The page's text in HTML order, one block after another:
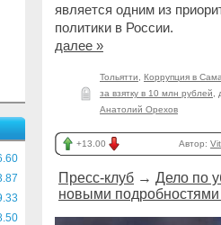
является одним из
политики в России.
далее »
Тольятти
Коррупция в
за взятку в 10 млн рублей
Анатолий Орехов
+13.00 Автор:
Пресс-клуб → Дело по
новыми подробностями